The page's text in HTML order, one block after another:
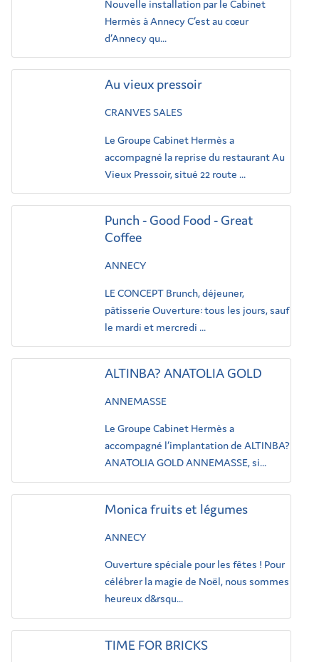
Nouvelle installation par le Cabinet
Hermès à Annecy C’est au cœur
d’Annecy qu...
Au vieux pressoir
CRANVES SALES
Le Groupe Cabinet Hermès a
accompagné la reprise du restaurant Au
Vieux Pressoir, situé 22 route ...
Punch - Good Food - Great
Coffee
ANNECY
LE CONCEPT Brunch, déjeuner,
pâtisserie Ouverture: tous les jours, sauf
le mardi et mercredi ...
ALTINBA? ANATOLIA GOLD
ANNEMASSE
Le Groupe Cabinet Hermès a
accompagné l’implantation de ALTINBA?
ANATOLIA GOLD ANNEMASSE, si...
Monica fruits et légumes
ANNECY
Ouverture spéciale pour les fêtes ! Pour
célébrer la magie de Noël, nous sommes
heureux d&rsqu...
TIME FOR BRICKS